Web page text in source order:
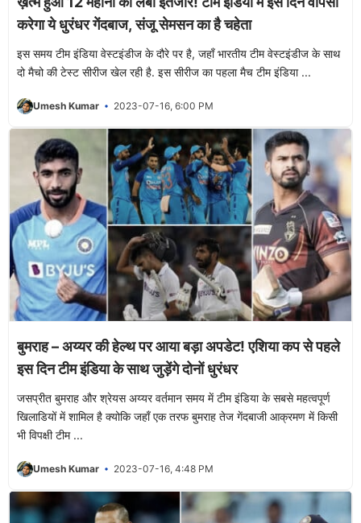
करेगा ये धुरंधर गेंदबाज, संजू सेमसन का है चहेता
इस समय टीम इंडिया वेस्टइंडीज के दौरे पर है, जहाँ भारतीय टीम वेस्टइंडीज के साथ
दो मैचो की टेस्ट सीरीज खेल रही है. इस सीरीज का पहला मैच टीम इंडिया ...
Umesh Kumar 2023-07-16, 6:00 PM
बुमराह – अय्यर की हेल्थ पर आया बड़ा अपडेट! एशिया कप से पहले
इस दिन टीम इंडिया के साथ जुड़ेंगे दोनों धुरंधर
जसप्रीत बुमराह और श्रेयस अय्यर वर्तमान समय में टीम इंडिया के सबसे महत्वपूर्ण
खिलाडियों में शामिल है क्योकि जहाँ एक तरफ बुमराह तेज गेंदबाजी आक्रमण में किसी
भी विपक्षी टीम ...
Umesh Kumar 2023-07-16, 4:48 PM